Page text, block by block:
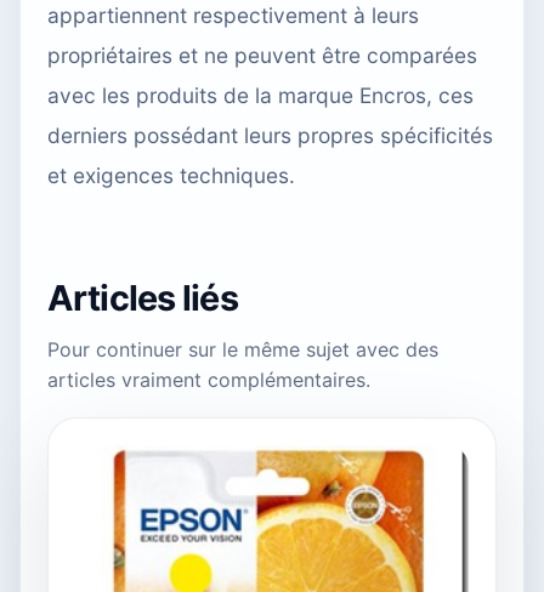
appartiennent respectivement à leurs
propriétaires et ne peuvent être comparées
avec les produits de la marque Encros, ces
derniers possédant leurs propres spécificités
et exigences techniques.
Articles liés
Pour continuer sur le même sujet avec des
articles vraiment complémentaires.